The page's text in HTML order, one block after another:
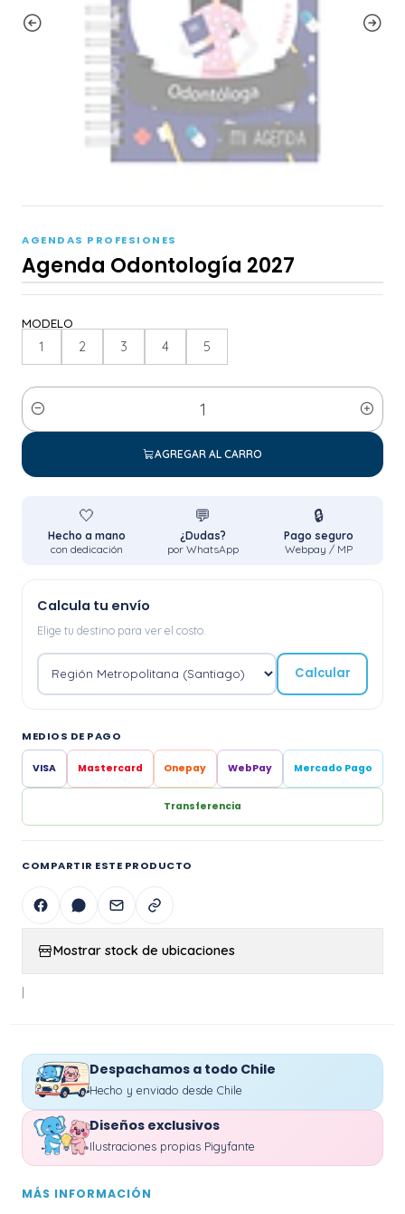
AGENDAS PROFESIONES
Agenda Odontología 2027
MODELO
1 2 3 4 5
Cantidad
AGREGAR AL CARRO
🤍
Hecho a mano
con dedicación
💬
¿Dudas?
por WhatsApp
🔒
Pago seguro
Webpay / MP
Calcula tu envío
Elige tu destino para ver el costo.
Calcular
MEDIOS DE PAGO
VISA Mastercard Onepay WebPay Mercado Pago
Transferencia
COMPARTIR ESTE PRODUCTO
Mostrar stock de ubicaciones
|
Despachamos a todo Chile
Hecho y enviado desde Chile
Diseños exclusivos
Ilustraciones propias Pigyfante
MÁS INFORMACIÓN